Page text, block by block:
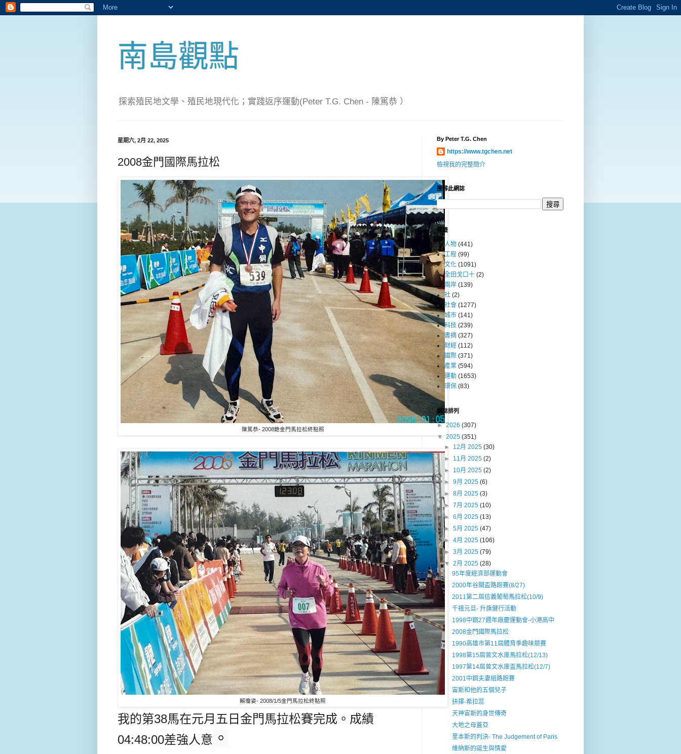
南島觀點
探索殖民地文學、殖民地現代化；實踐返序運動(Peter T.G. Chen - 陳篤恭 ）
星期六, 2月 22, 2025
2008金門國際馬拉松
陳篤恭- 2008銫金門馬拉松終點照
賴瓊姿- 2008/1/5金門馬拉松終點照
我的第38馬在元月五日金門馬拉松賽完成。成績
04:48:00差強人意 。
By Peter T.G. Chen
https://www.tgchen.net
檢視我的完整簡介
搜尋此網誌
標籤
人物 (441)
工程 (99)
文化 (1091)
全田戈口十 (2)
兩岸 (139)
社 (2)
社會 (1277)
城巿 (141)
科技 (239)
書摘 (327)
財經 (112)
國際 (371)
產業 (594)
運動 (1653)
環保 (83)
網誌排列
►2026 (307)
▼ 2025 (351)
► 12月 2025(30)
► 11月 2025(2)
► 10月 2025(2)
►9月 2025(6)
►8月 2025(3)
►7月 2025(10)
►6月 2025(13)
►5月 2025(47)
►4月 2025(106)
►3月 2025(79)
▼2月 2025(28)
95年度經濟部運動會
2000年谷關盃路跑賽(8/27)
2011第二屆信義葡萄馬拉松(10/9)
千禧元旦- 升旗健行活動
1998中鋼27週年廠慶運動會-小港高中
2008金門國際馬拉松
1990高雄巿第11屆體育季趣味競賽
1998第15屆曾文水庫馬拉松(12/13)
1997第14屆曾文水庫盃馬拉松(12/7)
2001中鋼夫妻組路跑賽
宙斯和他的五個兒子
抉擇-希拉蕊
天神宙斯的身世傳奇
大地之母蓋亞
里本斯的判決- The Judgement of Paris
維納斯的誕生與情愛